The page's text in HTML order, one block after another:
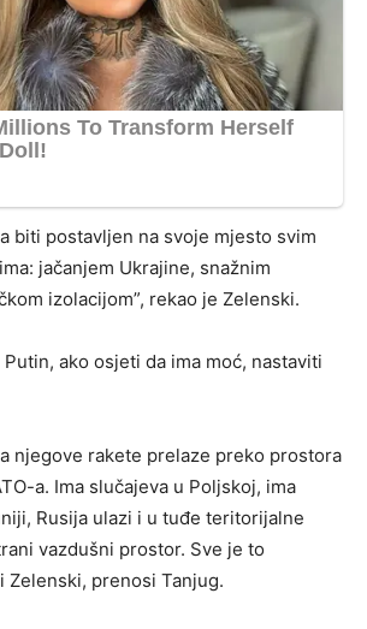
biti postavljen na svoje mjesto svim
jačanjem Ukrajine, snažnim
izolacijom”, rekao je Zelenski.
ako osjeti da ima moć, nastaviti
njegove rakete prelaze preko prostora
a. Ima slučajeva u Poljskoj, ima
Rusija ulazi i u tuđe teritorijalne
vazdušni prostor. Sve je to
Zelenski, prenosi Tanjug.